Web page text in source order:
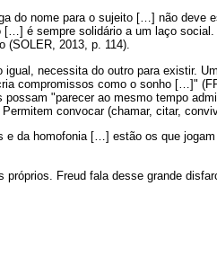
do nome para o sujeito […] não deve
[…] é sempre solidário a um laço
2013, p. 114).
necessita do outro para existir.
compromissos como o sonho […]"
"parecer ao mesmo tempo
convocar (chamar, citar,
e da homofonia […] estão os que
Freud fala desse grande